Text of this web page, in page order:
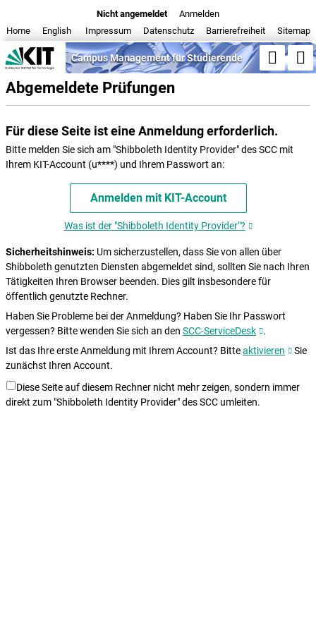
Nicht angemeldet
Anmelden
Home
English Impressum Datenschutz Barrierefreiheit Sitemap
Campus Management für Studierende
Semester
Suche
Abgemeldete Prüfungen
Für diese Seite ist eine Anmeldung erforderlich.
Bitte melden Sie sich am "Shibboleth Identity Provider" des SCC mit
Ihrem KIT-Account (u****) und Ihrem Passwort an:
Anmelden mit KIT-Account
Was ist der "Shibboleth Identity Provider"?
Sicherheitshinweis: Um sicherzustellen, dass Sie von allen über
Shibboleth genutzten Diensten abgemeldet sind, sollten Sie nach Ihren
Tätigkeiten Ihren Browser beenden. Dies gilt insbesondere für
öffentlich genutzte Rechner.
Haben Sie Probleme bei der Anmeldung? Haben Sie Ihr Passwort
vergessen? Bitte wenden Sie sich an den SCC-ServiceDesk
.
Ist das Ihre erste Anmeldung mit Ihrem Account? Bitteaktivieren
Sie
zunächst Ihren Account.
Diese Seite auf diesem Rechner nicht mehr zeigen, sondern immer
direkt zum "Shibboleth Identity Provider" des SCC umleiten.